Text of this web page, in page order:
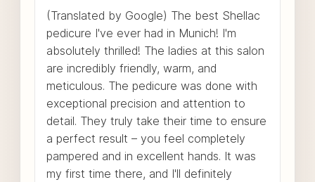
(Translated by Google) The best Shellac
pedicure I've ever had in Munich! I'm
absolutely thrilled! The ladies at this salon
are incredibly friendly, warm, and
meticulous. The pedicure was done with
exceptional precision and attention to
detail. They truly take their time to ensure
a perfect result – you feel completely
pampered and in excellent hands. It was
my first time there, and I'll definitely